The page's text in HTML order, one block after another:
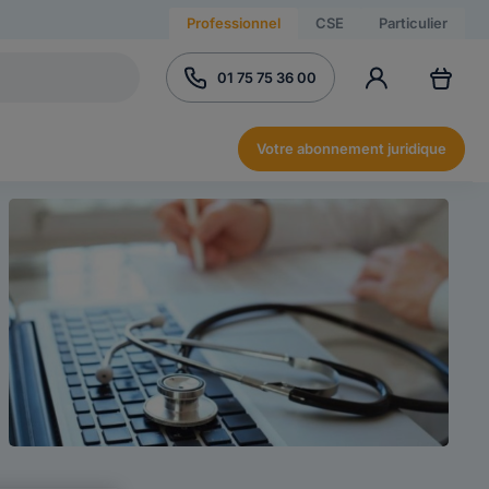
Professionnel CSE Particulier
01 75 75 36 00
Votre abonnement juridique